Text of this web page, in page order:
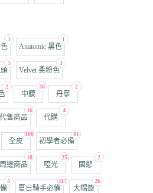
1 1
Anatomic 黑色
5 1
Velvet 柔粉色
2 38
中腰
2
丹寧
16
代售商品
4
代購
100
全皮
81
初學者必備
18
周邊商品
25
啞光
2
固態
4 117
夏日騎手必備
26
大帽簷